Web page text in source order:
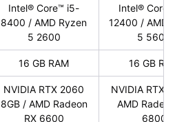
Intel® Core™ i5-
8400 / AMD Ryzen
5 2600
Intel®
12400 / AMD
5 5600
16 GB RAM 16 GB
NVIDIA RTX 2060
8GB / AMD Radeon
RX 6600
NVIDIA RTX
AMD
6800